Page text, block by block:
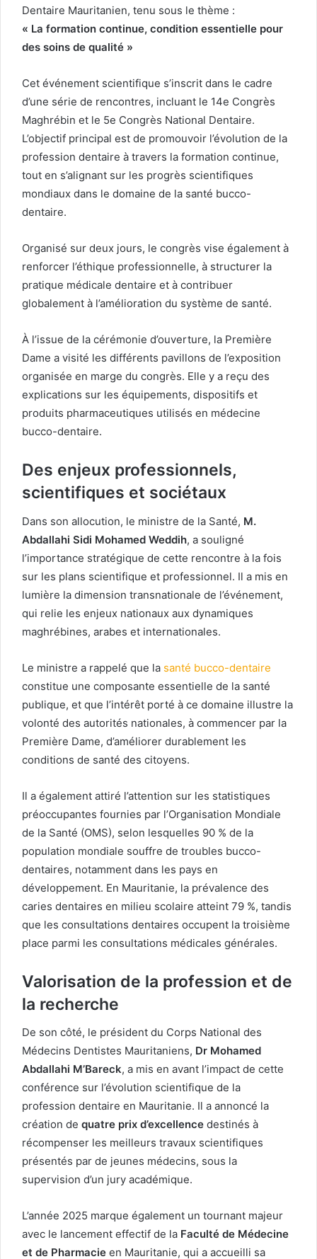
Dentaire Mauritanien, tenu sous le thème :
« La formation continue, condition essentielle pour
des soins de qualité »
Cet événement scientifique s’inscrit dans le cadre
d’une série de rencontres, incluant le 14e Congrès
Maghrébin et le 5e Congrès National Dentaire.
L’objectif principal est de promouvoir l’évolution de la
profession dentaire à travers la formation continue,
tout en s’alignant sur les progrès scientifiques
mondiaux dans le domaine de la santé bucco-
dentaire.
Organisé sur deux jours, le congrès vise également à
renforcer l’éthique professionnelle, à structurer la
pratique médicale dentaire et à contribuer
globalement à l’amélioration du système de santé.
À l’issue de la cérémonie d’ouverture, la Première
Dame a visité les différents pavillons de l’exposition
organisée en marge du congrès. Elle y a reçu des
explications sur les équipements, dispositifs et
produits pharmaceutiques utilisés en médecine
bucco-dentaire.
Des enjeux professionnels,
scientifiques et sociétaux
Dans son allocution, le ministre de la Santé, M.
Abdallahi Sidi Mohamed Weddih, a souligné
l’importance stratégique de cette rencontre à la fois
sur les plans scientifique et professionnel. Il a mis en
lumière la dimension transnationale de l’événement,
qui relie les enjeux nationaux aux dynamiques
maghrébines, arabes et internationales.
Le ministre a rappelé que la santé bucco-dentaire
constitue une composante essentielle de la santé
publique, et que l’intérêt porté à ce domaine illustre la
volonté des autorités nationales, à commencer par la
Première Dame, d’améliorer durablement les
conditions de santé des citoyens.
Il a également attiré l’attention sur les statistiques
préoccupantes fournies par l’Organisation Mondiale
de la Santé (OMS), selon lesquelles 90 % de la
population mondiale souffre de troubles bucco-
dentaires, notamment dans les pays en
développement. En Mauritanie, la prévalence des
caries dentaires en milieu scolaire atteint 79 %, tandis
que les consultations dentaires occupent la troisième
place parmi les consultations médicales générales.
Valorisation de la profession et de
la recherche
De son côté, le président du Corps National des
Médecins Dentistes Mauritaniens, Dr Mohamed
Abdallahi M’Bareck, a mis en avant l’impact de cette
conférence sur l’évolution scientifique de la
profession dentaire en Mauritanie. Il a annoncé la
création de quatre prix d’excellence destinés à
récompenser les meilleurs travaux scientifiques
présentés par de jeunes médecins, sous la
supervision d’un jury académique.
L’année 2025 marque également un tournant majeur
avec le lancement effectif de la Faculté de Médecine
et de Pharmacie en Mauritanie, qui a accueilli sa